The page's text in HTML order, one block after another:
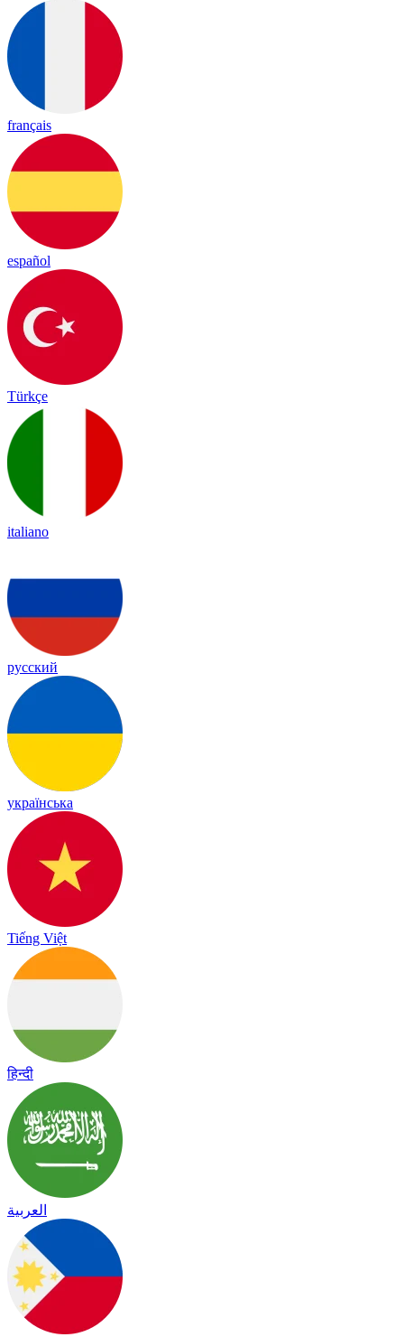
français
español
Türkçe
italiano
русский
українська
Tiếng Việt
हिन्दी
العربية